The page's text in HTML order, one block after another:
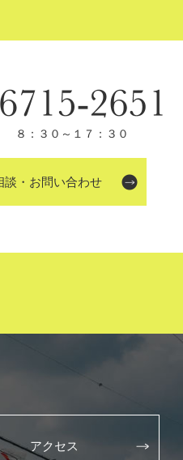
８：３０～１７：３０
談・お問い合わせ
アクセス